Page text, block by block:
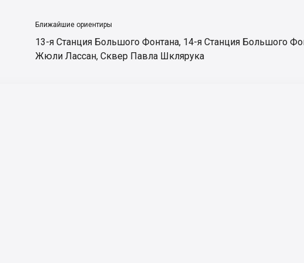
Ближайшие ориентиры
13-я Станция Большого Фонтана, 14-я Станция Большого
Жюли Лассан, Сквер Павла Шклярука